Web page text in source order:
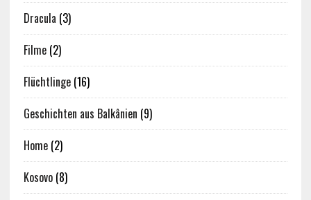
Dracula (3)
Filme(2)
Flüchtlinge(16)
Geschichten aus Balkânien (9)
Home(2)
Kosovo(8)